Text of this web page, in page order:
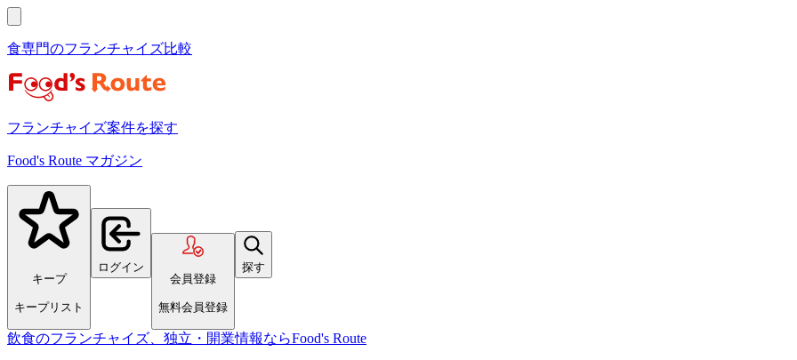
食専門のフランチャイズ比較
フランチャイズ案件を探す
Food's Route マガジン
キープ
キープリスト
ログイン
会員登録
無料会員登録
探す
飲食のフランチャイズ、独立・開業情報ならFood's Route